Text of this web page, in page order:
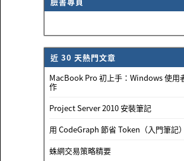
近 30 天熱門文章
MacBook Pro 初上手：Windows 使用
作
Project Server 2010 安裝筆記
用 CodeGraph 節省 Token（入門筆記）
蛛網交易策略精要